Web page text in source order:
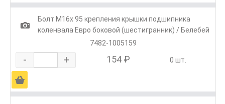
1
Болт М16х 95 крепления крышки подшипника
коленвала Евро боковой (шестигранник) / Белебей
7482-1005159
- + 154 ₽ 0 шт.
Ä